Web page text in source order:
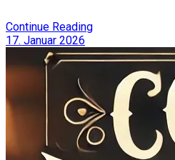
Continue Reading
17. Januar 2026